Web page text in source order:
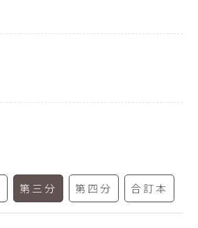
第三分 第四分 合訂本